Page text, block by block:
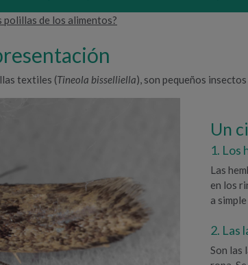
polillas de los alimentos?
textiles (Tineola bisselliella), son pequeños
Un
1. Los
Las
en los
a
2. Las
Son las